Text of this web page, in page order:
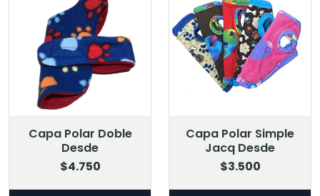
Capa Polar Doble
Desde
$4.750
Capa Polar Simple
Jacq Desde
$3.500